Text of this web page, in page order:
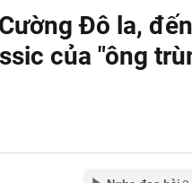
của Meta
giam nguyên Trưởng Ban quản
thức ra mắt xe tay côn cổ điển 150
đầu tiên có ngành đạt điểm chuẩn
nối cao tốc TP.HCM - Long
Đô la,
của "ông